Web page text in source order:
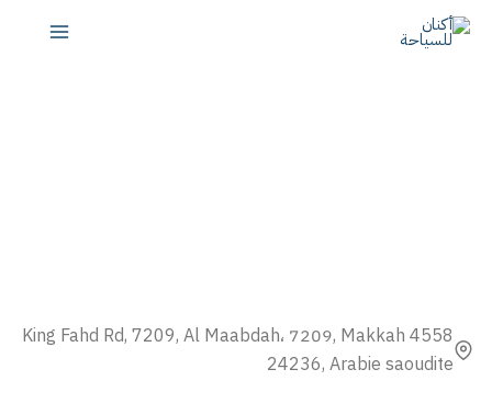
تخطي
4558 King Fahd Rd, 7209, Al Maabdah، 7209, Makkah
24236, Arabie saoudite